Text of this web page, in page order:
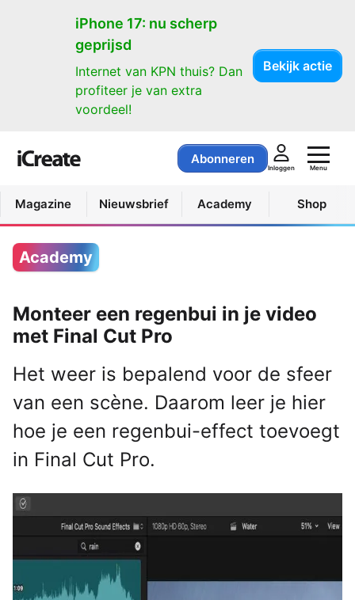
iPhone 17: nu scherp
geprijsd
Internet van KPN thuis? Dan
profiteer je van extra
voordeel!
Bekijk actie
Abonneren
Inloggen Menu
Magazine Nieuwsbrief Academy Shop
Academy
Monteer een regenbui in je video
met Final Cut Pro
Het weer is bepalend voor de sfeer
van een scène. Daarom leer je hier
hoe je een regenbui-effect toevoegt
in Final Cut Pro.